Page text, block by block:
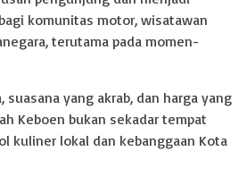
komunitas motor, wisatawan
terutama pada momen-
suasana yang akrab, dan harga yang
Keboen bukan sekadar tempat
kuliner lokal dan kebanggaan Kota